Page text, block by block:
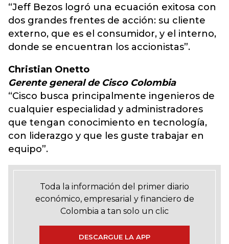
“Jeff Bezos logró una ecuación exitosa con
dos grandes frentes de acción: su cliente
externo, que es el consumidor, y el interno,
donde se encuentran los accionistas”.
Christian Onetto
Gerente general de Cisco Colombia
“Cisco busca principalmente ingenieros de
cualquier especialidad y administradores
que tengan conocimiento en tecnología,
con liderazgo y que les guste trabajar en
equipo”.
Toda la información del primer diario
económico, empresarial y financiero de
Colombia a tan solo un clic
DESCARGUE LA APP